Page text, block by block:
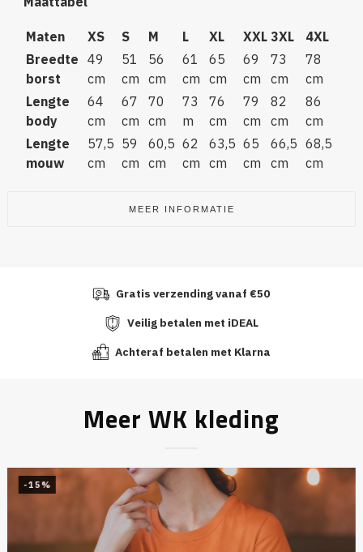
Maten XS S M L XL XXL 3XL
4XL
Breedte
borst
49
cm
51
cm
56
cm
61
cm
65
cm
69
cm
73
cm
78
cm
Lengte
body
64
cm
67
cm
70
cm
73
m
76
cm
79
cm
82
cm
86
cm
Lengte
mouw
57,5
cm
59
cm
60,5
cm
62
cm
63,5
cm
65
cm
66,5
cm
68,5
cm
MEER INFORMATIE
Gratis verzending vanaf €50
Veilig betalen met iDEAL
Achteraf betalen met Klarna
Meer WK kleding
-15%